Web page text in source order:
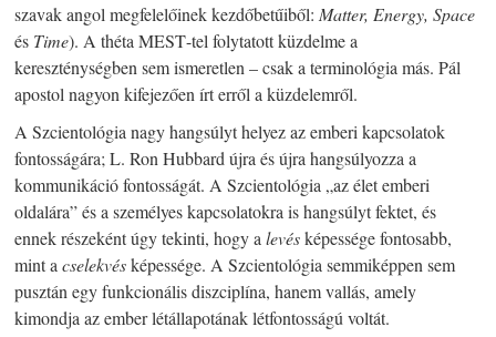
szavak angol megfelelőinek kezdőbetűiből: Matter, Energy, Space
és Time). A théta MEST-tel folytatott küzdelme a
kereszténységben sem ismeretlen – csak a terminológia más. Pál
apostol nagyon kifejezően írt erről a küzdelemről.
A Szcientológia nagy hangsúlyt helyez az emberi kapcsolatok
fontosságára; L. Ron Hubbard újra és újra hangsúlyozza a
kommunikáció fontosságát. A Szcientológia „az élet emberi
oldalára” és a személyes kapcsolatokra is hangsúlyt fektet, és
ennek részeként úgy tekinti, hogy a levésképessége fontosabb,
mint a cselekvésképessége. A Szcientológia semmiképpen sem
pusztán egy funkcionális diszciplína, hanem vallás, amely
kimondja az ember létállapotának létfontosságú voltát.